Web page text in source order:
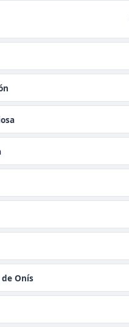
Onís